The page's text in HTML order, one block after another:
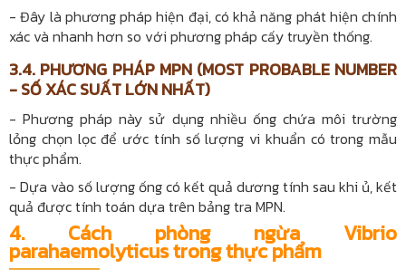
- Đây là phương pháp hiện đại, có khả năng phát hiện chính
xác và nhanh hơn so với phương pháp cấy truyền thống.
3.4. PHƯƠNG PHÁP MPN (MOST PROBABLE NUMBER
- SỐ XÁC SUẤT LỚN NHẤT)
- Phương pháp này sử dụng nhiều ống chứa môi trường
lỏng chọn lọc để ước tính số lượng vi khuẩn có trong mẫu
thực phẩm.
- Dựa vào số lượng ống có kết quả dương tính sau khi ủ, kết
quả được tính toán dựa trên bảng tra MPN.
4. Cách phòng ngừa Vibrio
parahaemolyticus trong thực phẩm